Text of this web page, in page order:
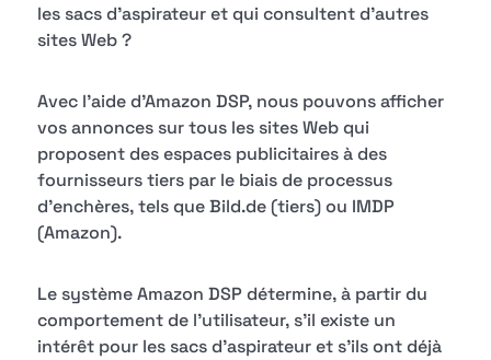
les sacs d'aspirateur et qui consultent d'autres
sites Web ?
Avec l'aide d'Amazon DSP, nous pouvons afficher
vos annonces sur tous les sites Web qui
proposent des espaces publicitaires à des
fournisseurs tiers par le biais de processus
d'enchères, tels que Bild.de (tiers) ou IMDP
(Amazon).
Le système Amazon DSP détermine, à partir du
comportement de l'utilisateur, s'il existe un
intérêt pour les sacs d'aspirateur et s'ils ont déjà